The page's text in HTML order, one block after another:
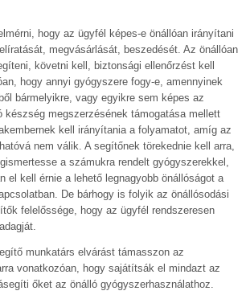
hogy az ügyfél képes-e önállóan irányítani
megvásárlását, beszedését. Az önállóan
követni kell, biztonsági ellenőrzést kell
hogy annyi gyógyszere fogy-e, amennyinek
bármelyikre, vagy egyikre sem képes az
készség megszerzésének támogatása mellett
kell irányítania a folyamatot, amíg az
nem válik. A segítőnek törekednie kell arra,
a számukra rendelt gyógyszerekkel,
el kell érnie a lehető legnagyobb önállóságot a
De bárhogy is folyik az önállósodási
felelőssége, hogy az ügyfél rendszeresen
munkatárs elvárást támasszon az
vonatkozóan, hogy sajátítsák el mindazt az
őket az önálló gyógyszerhasználathoz.